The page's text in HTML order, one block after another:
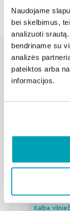
Naudojame
bei skelbimus,
analizuoti
bendriname su
analizės
pateiktos arba
informacijos.
Kalba